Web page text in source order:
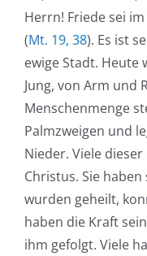
Herrn! Friede sei
(Mt. 19, 38). Es ist
ewige Stadt.
Jung, von Arm und
Menschenmenge
Palmzweigen und
Nieder. Viele
Christus. Sie
wurden geheilt,
haben die Kraft
ihm gefolgt. Viele